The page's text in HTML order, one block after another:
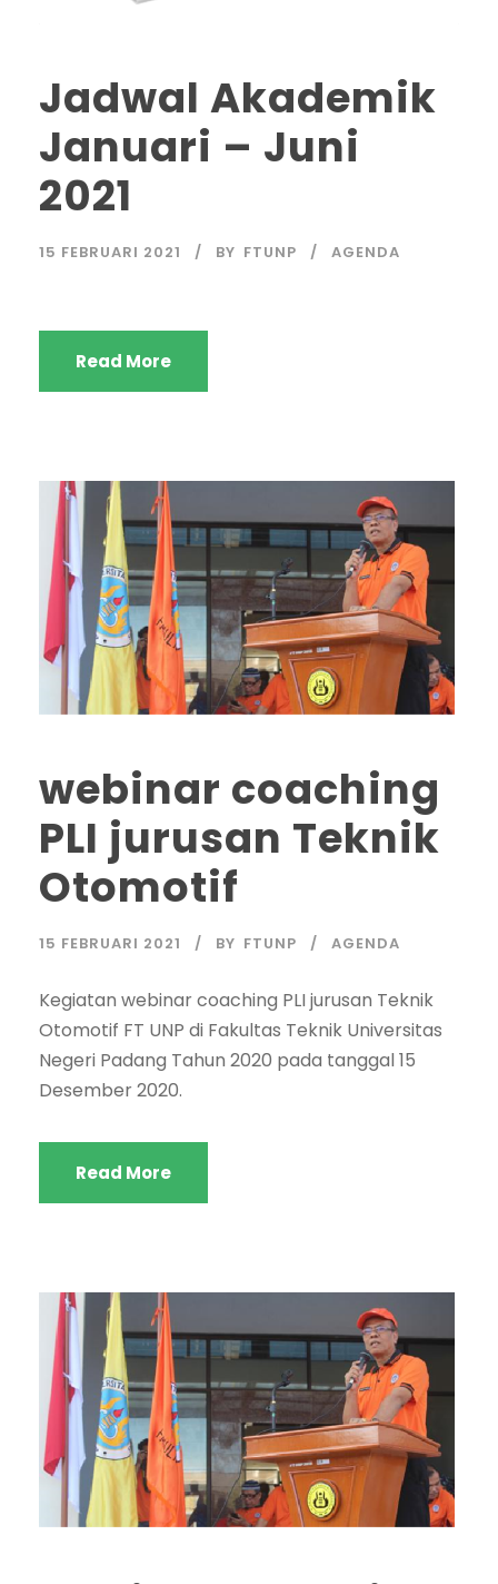
Jadwal Akademik
Januari – Juni
2021
15 FEBRUARI 2021 BY FTUNP AGENDA
Read More
webinar coaching
PLI jurusan Teknik
Otomotif
15 FEBRUARI 2021 BY FTUNP AGENDA
Kegiatan webinar coaching PLI jurusan Teknik
Otomotif FT UNP di Fakultas Teknik Universitas
Negeri Padang Tahun 2020 pada tanggal 15
Desember 2020.
Read More